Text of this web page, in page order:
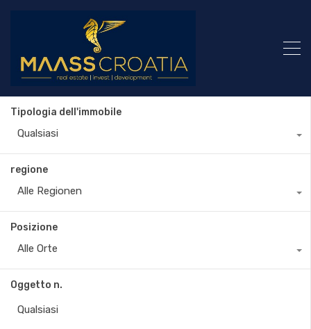
Tipologia dell'immobile
Qualsiasi
regione
Alle Regionen
Posizione
Alle Orte
Oggetto n.